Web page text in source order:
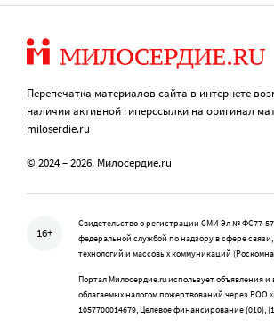
Перепечатка материалов сайта в интернете
наличии активной гиперссылки на оригинал
miloserdie.ru
© 2024 – 2026. Милосердие.ru
16+
Свидетельство о регистрации СМИ Эл № ФС77-
федеральной службой по надзору в сфере
технологий и массовых коммуникаций
Портал Милосердие.ru использует объявления и
облагаемых налогом пожертвований через РОО
1057700014679, Целевое финансирование (010),